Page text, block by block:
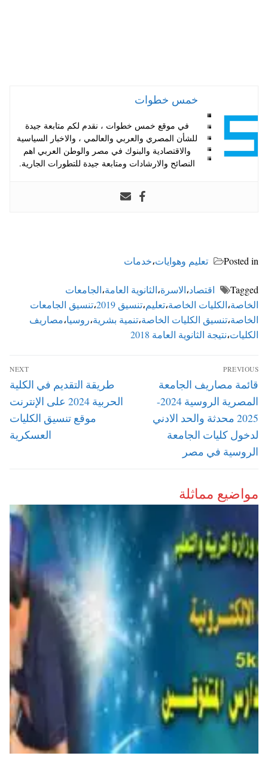
خمس خطوات
في موقع خمس خطوات ، نقدم لكم متابعة جيدة
للشأن المصري والعربي والعالمي ، والاخبار السياسية
والاقتصادية والبنوك في مصر والوطن العربي اهم
النصائح والارشادات ومتابعة جيدة للتطورات الجارية.
Posted in تعليم وهوايات،خدمات
Tagged اقتصاد،الاسرة،الثانوية العامة،الجامعات
الخاصة،الكليات الخاصة،تعليم،تنسيق 2019 ،تنسيق الجامعات
الخاصة،تنسيق الكليات الخاصة،تنمية بشرية،روسيا،مصاريف
الكليات،نتيجة الثانوية العامة 2018
تصفّح
المقالات
PREVIOUS
Previous
post:
قائمة مصاريف الجامعة
المصرية الروسية 2024-
2025 محدثة والحد الادني
لدخول كليات الجامعة
الروسية في مصر
NEXT
Next
post:
طريقة التقديم في الكلية
الحربية 2024 على الإنترنت
موقع تنسيق الكليات
العسكرية
مواضيع مماثلة